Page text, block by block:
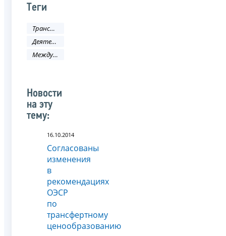
Теги
Трансфертное ценообразование
Деятельность ФНС
Международное сотрудничество
Новости
на эту
тему:
16.10.2014
Согласованы
изменения
в
рекомендациях
ОЭСР
по
трансфертному
ценообразованию